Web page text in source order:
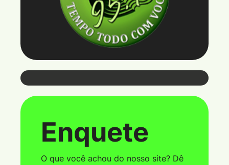
Webmail
Coloque seu e-mail e senha para ter
acesso ao webmail
Enquete
O que você achou do nosso site? Dê